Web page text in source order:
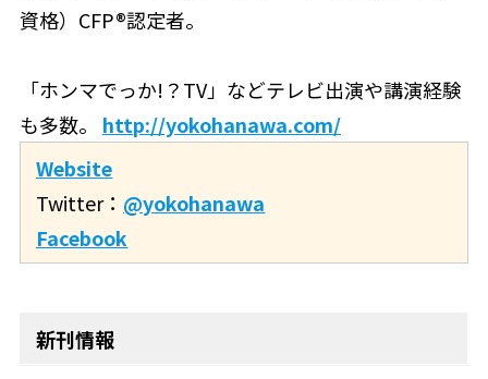
資格）CFP®認定者。
「ホンマでっか!？TV」などテレビ出演や講演経験
も多数。 http://yokohanawa.com/
Website
Twitter： @yokohanawa
Facebook
新刊情報